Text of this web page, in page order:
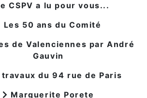
CSPV a lu pour vous...
Les 50 ans du Comité
de Valenciennes par André
Gauvin
travaux du 94 rue de Paris
Marguerite Porete